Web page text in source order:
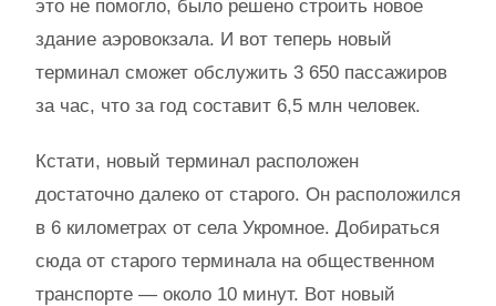
это не помогло, было решено строить новое
здание аэровокзала. И вот теперь новый
терминал сможет обслужить 3 650 пассажиров
за час, что за год составит 6,5 млн человек.
Кстати, новый терминал расположен
достаточно далеко от старого. Он расположился
в 6 километрах от села Укромное. Добираться
сюда от старого терминала на общественном
транспорте — около 10 минут. Вот новый